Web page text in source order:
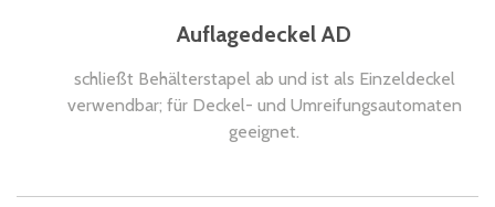
Auflagedeckel AD
schließt Behälterstapel ab und ist als Einzeldeckel
verwendbar; für Deckel- und Umreifungsautomaten
geeignet.